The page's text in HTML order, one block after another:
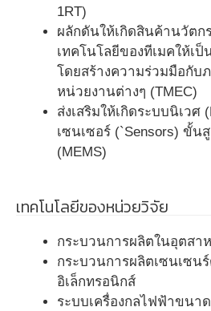
1RT)
ผลักดันให้เกิดสินค้านวัตก
เทคโนโลยีของทีเมคให้เ
โดยสร้างความร่วมมือกับ
หน่วยงานต่างๆ (TMEC)
ส่งเสริมให้เกิดระบบนิเวศ
เซนเซอร์ (`Sensors) ขั้น
(MEMS)
เทคโนโลยีของหน่วยวิจัย
กระบวนการผลิตในอุตสา
กระบวนการผลิตเซนเซน
อิเล็กทรอนิกส์
ระบบเครื่องกลไฟฟ้าขนา